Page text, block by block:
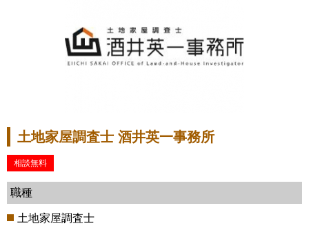
土地家屋調査士 酒井英一事務所
相談無料
職種
土地家屋調査士